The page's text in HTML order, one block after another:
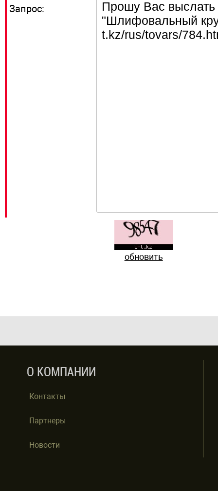
Запрос:
обновить
О КОМПАНИИ
Контакты
Партнеры
Новости